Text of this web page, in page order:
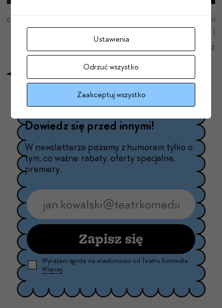
Materiały archiwalne: Klancyk z
Marią
Dowiedz się przed innymi!
W newsletterze piszemy z humorem tylko o
tym, co ważne: rabaty, oferty specjalne,
premiery.
Zapisz się
Wyrażam zgodę na wiadomości od Teatru Komedia.
Więcej
Ustawienia
Odrzuć wszystko
Zaakceptuj wszystko